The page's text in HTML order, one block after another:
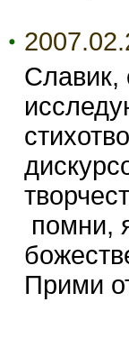
Cлавик,
помни,
Прими